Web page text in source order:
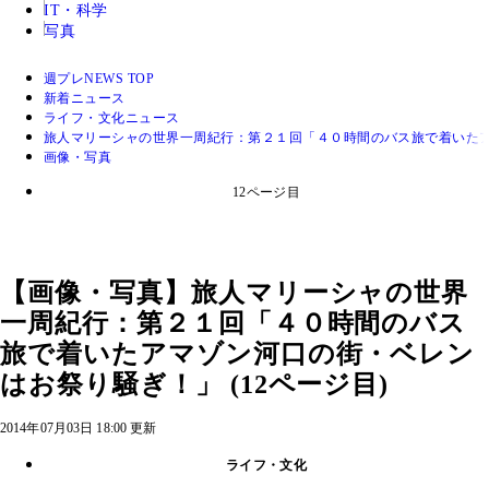
IT・科学
写真
週プレNEWS TOP
新着ニュース
ライフ・文化ニュース
旅人マリーシャの世界一周紀行：第２１回「４０時間のバス旅で着いた
画像・写真
12ページ目
【画像・写真】旅人マリーシャの世界
一周紀行：第２１回「４０時間のバス
旅で着いたアマゾン河口の街・ベレン
はお祭り騒ぎ！」 (12ページ目)
2014年07月03日 18:00 更新
ライフ・文化